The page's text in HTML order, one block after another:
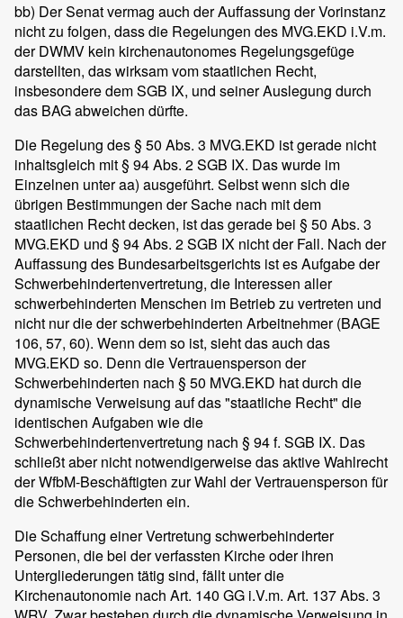
bb) Der Senat vermag auch der Auffassung der Vorinstanz
nicht zu folgen, dass die Regelungen des MVG.EKD i.V.m.
der DWMV kein kirchenautonomes Regelungsgefüge
darstellten, das wirksam vom staatlichen Recht,
insbesondere dem SGB IX, und seiner Auslegung durch
das BAG abweichen dürfte.
Die Regelung des § 50 Abs. 3 MVG.EKD ist gerade nicht
inhaltsgleich mit § 94 Abs. 2 SGB IX. Das wurde im
Einzelnen unter aa) ausgeführt. Selbst wenn sich die
übrigen Bestimmungen der Sache nach mit dem
staatlichen Recht decken, ist das gerade bei § 50 Abs. 3
MVG.EKD und § 94 Abs. 2 SGB IX nicht der Fall. Nach der
Auffassung des Bundesarbeitsgerichts ist es Aufgabe der
Schwerbehindertenvertretung, die Interessen aller
schwerbehinderten Menschen im Betrieb zu vertreten und
nicht nur die der schwerbehinderten Arbeitnehmer (BAGE
106, 57, 60). Wenn dem so ist, sieht das auch das
MVG.EKD so. Denn die Vertrauensperson der
Schwerbehinderten nach § 50 MVG.EKD hat durch die
dynamische Verweisung auf das "staatliche Recht" die
identischen Aufgaben wie die
Schwerbehindertenvertretung nach § 94 f. SGB IX. Das
schließt aber nicht notwendigerweise das aktive Wahlrecht
der WfbM-Beschäftigten zur Wahl der Vertrauensperson für
die Schwerbehinderten ein.
Die Schaffung einer Vertretung schwerbehinderter
Personen, die bei der verfassten Kirche oder ihren
Untergliederungen tätig sind, fällt unter die
Kirchenautonomie nach Art. 140 GG i.V.m. Art. 137 Abs. 3